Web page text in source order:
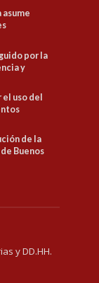
por la
y
uso del
de la
Buenos
y DD.HH.